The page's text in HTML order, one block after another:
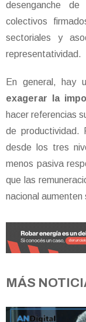
desenganche
colectivos
sectoriales y
representatividad.
En general, hay
exagerar la
hacer referencias
de productividad.
desde los tres
menos pasiva
que las
nacional
MÁS